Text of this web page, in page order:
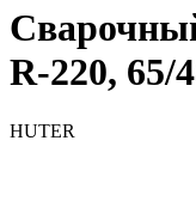
R-220, 65/
HUTER